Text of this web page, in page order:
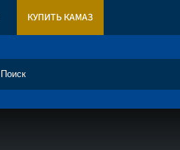
КУПИТЬ КАМАЗ